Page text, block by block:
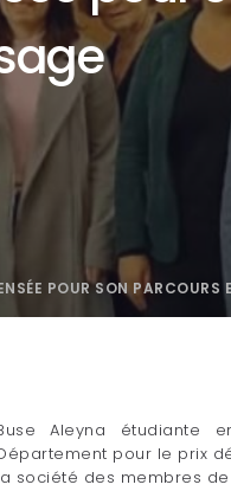
POUR SON PARCOURS
Aleyna étudiante
pour le prix
société des membres de